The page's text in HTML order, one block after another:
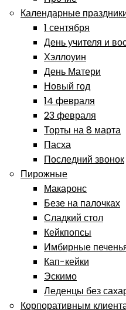
Календарные
1 сентября
День учителя и
Хэллоуин
День Матери
Новый год
14 февраля
23 февраля
Торты на 8 марта
Пасха
Последний звонок
Пирожные
Макаронс
Безе на палочках
Сладкий стол
Кейкпопсы
Имбирные
Кап-кейки
Эскимо
Леденцы без
Корпоративным